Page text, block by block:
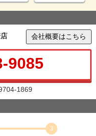
会社概要はこちら
9085
1869
3